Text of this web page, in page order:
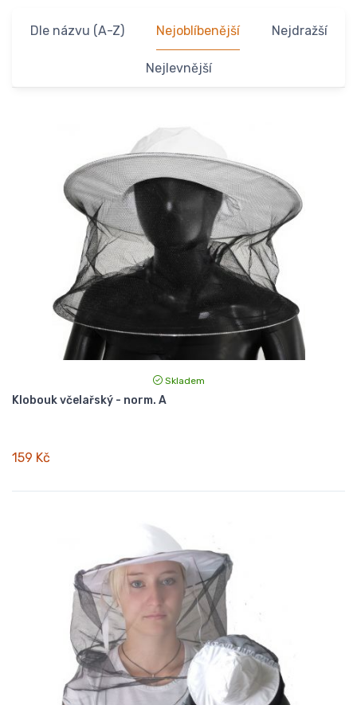
Dle názvu (A-Z) Nejoblíbenější Nejdražší
Nejlevnější
Skladem
Klobouk včelařský - norm. A
159 Kč